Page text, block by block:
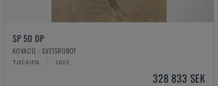
SP 50 DP
KOVACO - SVETSROBOT
TJECKIEN 2015
328 833 SEK